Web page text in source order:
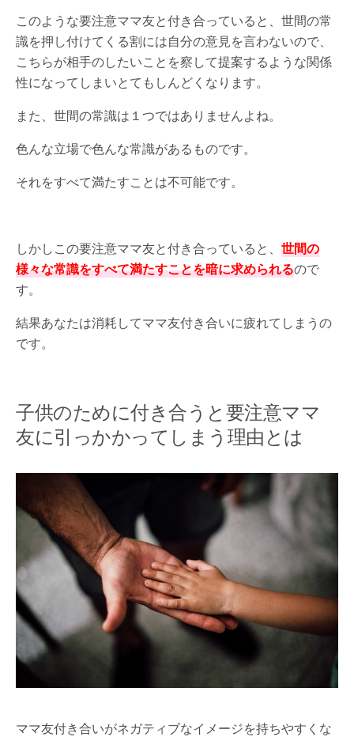
このような要注意ママ友と付き合っていると、世間の常
識を押し付けてくる割には自分の意見を言わないので、
こちらが相手のしたいことを察して提案するような関係
性になってしまいとてもしんどくなります。
また、世間の常識は１つではありませんよね。
色んな立場で色んな常識があるものです。
それをすべて満たすことは不可能です。
しかしこの要注意ママ友と付き合っていると、 世間の
様々な常識をすべて満たすことを暗に求められるので
す。
結果あなたは消耗してママ友付き合いに疲れてしまうの
です。
子供のために付き合うと要注意ママ
友に引っかかってしまう理由とは
ママ友付き合いがネガティブなイメージを持ちやすくな